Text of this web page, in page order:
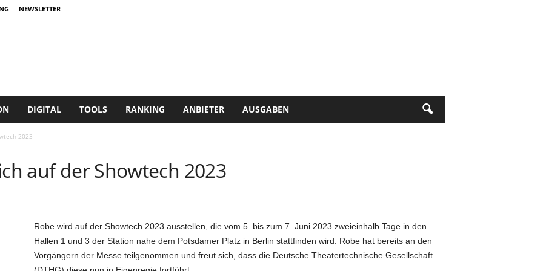
NEWSLETTER
DIGITAL TOOLS RANKING ANBIETER AUSGABEN
2023
auf der Showtech 2023
Robe wird auf der Showtech 2023 ausstellen, die vom 5. bis zum 7. Juni 2023 zweieinhalb Tage in den
Hallen 1 und 3 der Station nahe dem Potsdamer Platz in Berlin stattfinden wird. Robe hat bereits an den
Vorgängern der Messe teilgenommen und freut sich, dass die Deutsche Theatertechnische Gesellschaft